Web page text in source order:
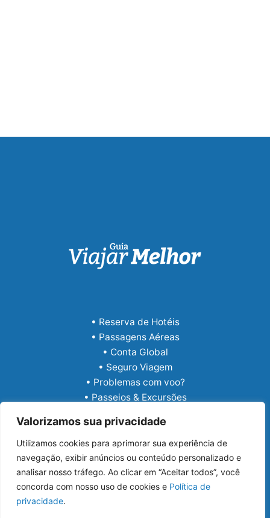
Valorizamos sua privacidade
Utilizamos cookies para aprimorar sua experiência de
navegação, exibir anúncios ou conteúdo personalizado e
analisar nosso tráfego. Ao clicar em “Aceitar todos”, você
concorda com nosso uso de cookies e Política de
privacidade.
• Reserva de Hotéis
• Passagens Aéreas
• Conta Global
• Seguro Viagem
• Problemas com voo?
• Passeios & Excursões